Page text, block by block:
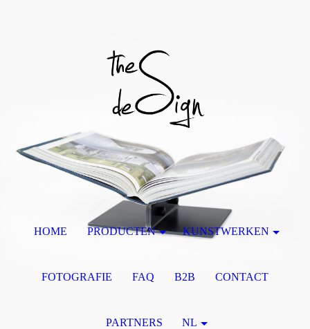
HOME PRODUCTEN KUNSTWERKEN
FOTOGRAFIE FAQ B2B CONTACT
PARTNERS NL